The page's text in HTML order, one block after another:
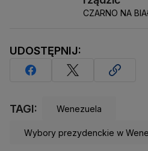
CZARNO NA
UDOSTĘPNIJ:
TAGI: Wenezuela
Wybory prezydenckie w